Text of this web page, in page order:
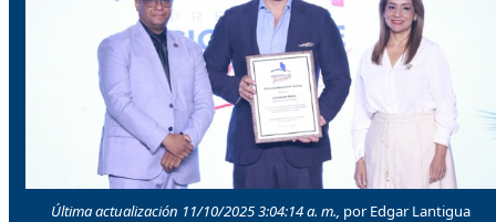
Última actualización 11/10/2025 3:04:14 a. m., por Edgar Lantigua